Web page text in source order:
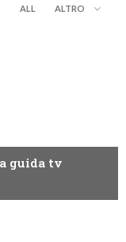
ALL ALTRO
guida tv